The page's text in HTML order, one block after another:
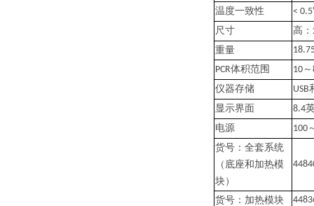
温度一致性
<
尺寸
高：
重量
PCR体积范围 10 ～
仪器存储
USB
显示界面
8.4
电源
100
货号：全套系统
（底座和加热模
块）
货号：加热模块